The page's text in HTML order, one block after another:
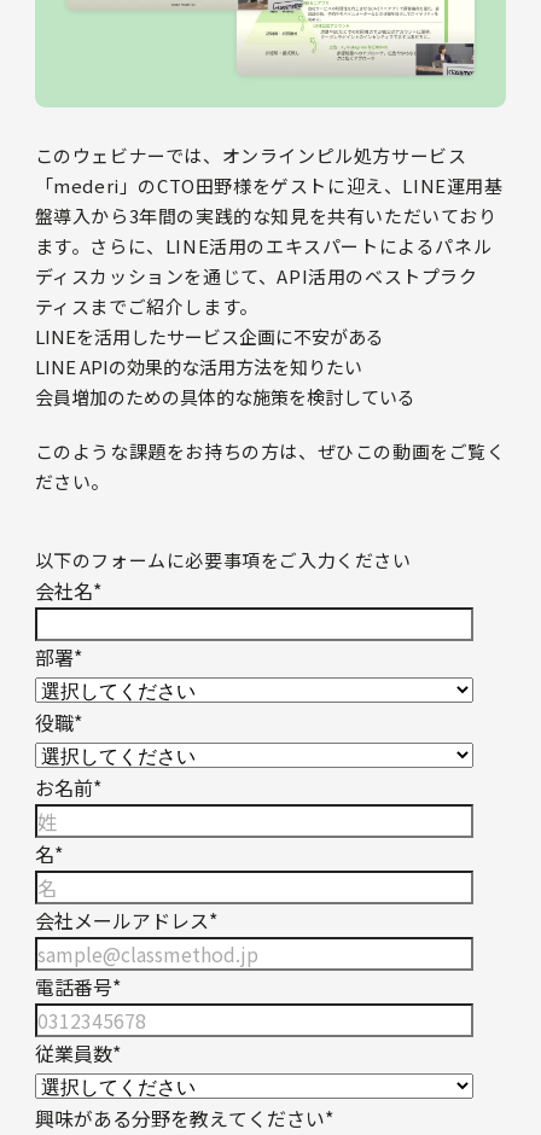
このウェビナーでは、オンラインピル処方サービス
「mederi」のCTO田野様をゲストに迎え、LINE運用基
盤導入から3年間の実践的な知見を共有いただいており
ます。さらに、LINE活用のエキスパートによるパネル
ディスカッションを通じて、API活用のベストプラク
ティスまでご紹介します。
LINEを活用したサービス企画に不安がある
LINE APIの効果的な活用方法を知りたい
会員増加のための具体的な施策を検討している
このような課題をお持ちの方は、ぜひこの動画をご覧く
ださい。
以下のフォームに必要事項をご入力ください
会社名*
部署*
役職*
お名前*
名*
会社メールアドレス*
電話番号*
従業員数*
興味がある分野を教えてください*